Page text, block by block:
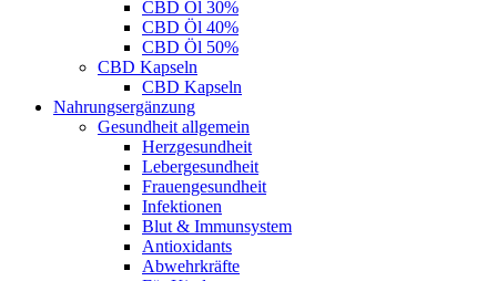
CBD Öl 30%
CBD Öl 40%
CBD Öl 50%
CBD Kapseln
CBD Kapseln
Nahrungsergänzung
Gesundheit allgemein
Herzgesundheit
Lebergesundheit
Frauengesundheit
Infektionen
Blut & Immunsystem
Antioxidants
Abwehrkräfte